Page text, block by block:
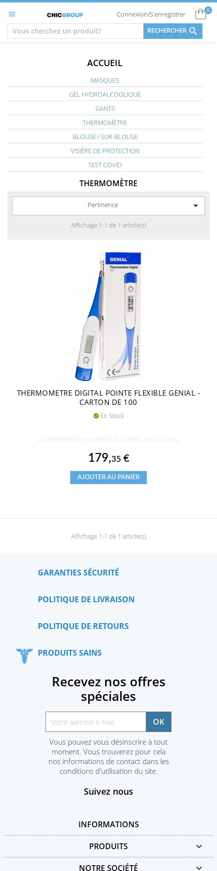
 0
Connexion/S'enregistrer
RECHERCHER 
ACCUEIL
MASQUES
GEL HYDROALCOOLIQUE
GANTS
THERMOMÈTRE
BLOUSE / SUR-BLOUSE
VISIÈRE DE PROTECTION
TEST COVID
THERMOMÈTRE
Pertinence 
Affichage 1-1 de 1 article(s)
THERMOMETRE DIGITAL POINTE FLEXIBLE GENIAL -
CARTON DE 100
 En Stock
Le thermomètre numérique fournit une lecture...
Prix
179,35 €
AJOUTER AU PANIER
Affichage 1-1 de 1 article(s)
GARANTIES SÉCURITÉ
POLITIQUE DE LIVRAISON
POLITIQUE DE RETOURS
PRODUITS SAINS
Recevez nos offres
spéciales
Vous pouvez vous désinscrire à tout
moment. Vous trouverez pour cela
nos informations de contact dans les
conditions d'utilisation du site.
Suivez nous
INFORMATIONS
PRODUITS 
NOTRE SOCIÉTÉ 